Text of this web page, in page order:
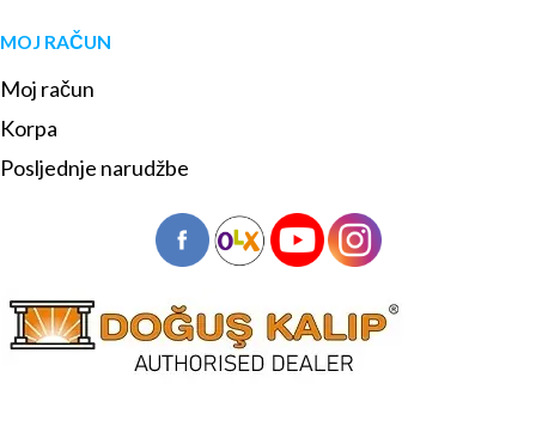
MOJ RAČUN
Moj račun
Korpa
Posljednje narudžbe